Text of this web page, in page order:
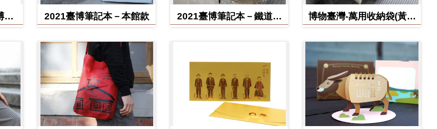
館 2021臺博筆記本－本館款
2021臺博筆記本－鐵道部
博物臺灣-萬用收納袋(黃虎